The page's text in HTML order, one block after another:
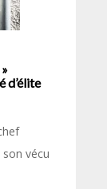
d’élite
son vécu